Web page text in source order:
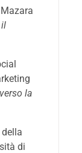
il
la
di